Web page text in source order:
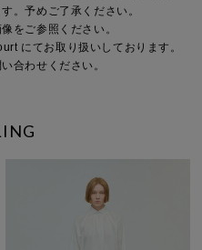
。予めご了承ください。
をご参照ください。
にてお取り扱いしております。
合わせください。